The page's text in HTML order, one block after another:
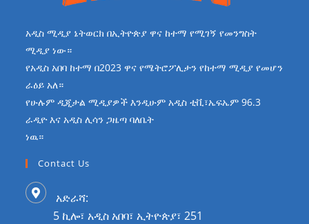
አዲስ ሚዲያ ኔትወርክ በኢትዮጵያ ዋና ከተማ የሚገኝ የመንግስት
ሚዲያ ነው።
የአዲስ አበባ ከተማ በ2023 ዋና የሜትሮፖሊታን የከተማ ሚዲያ የመሆን
ራዕይ አለ።
የሁሉም ዲጂታል ሚዲያዎች እንዲሁም አዲስ ቲቪ፣ኤፍኤም 96.3
ራዲዮ እና አዲስ ሊሳን ጋዜጣ ባለቤት
ነዉ።
Contact Us
አድራሻ:
5 ኪሎ፣ አዲስ አበባ፣ ኢትዮጵያ፣ 251